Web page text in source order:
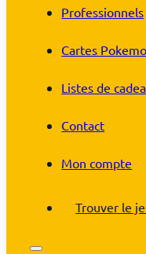
Professionnels
Cartes
Listes de
Contact
Mon compte
Trouver le